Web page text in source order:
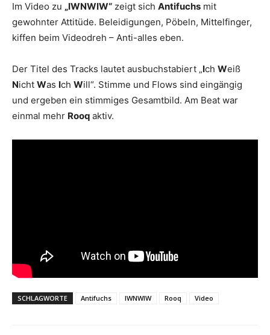
Im Video zu „IWNWIW“ zeigt sich Antifuchs mit
gewohnter Attitüde. Beleidigungen, Pöbeln, Mittelfinger,
kiffen beim Videodreh – Anti-alles eben.
Der Titel des Tracks lautet ausbuchstabiert „Ich Weiß
Nicht Was Ich Will“. Stimme und Flows sind eingängig
und ergeben ein stimmiges Gesamtbild. Am Beat war
einmal mehr Rooq aktiv.
SCHLAGWORTE Antifuchs IWNWIW Rooq Video